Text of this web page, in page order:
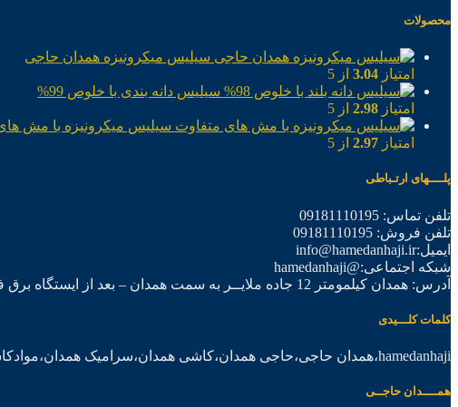
محصولات
سیلیس میکرونیزه همدان حاجی
امتیاز 3.04 از 5
سیلیس دانه بندی با خلوص 99%
امتیاز 2.98 از 5
سیلیس میکرونیزه با مش
امتیاز 2.97 از 5
پلــــهای ارتـباطی
تلفن تماس: 09181110195
تلفن فروش: 09181110195
ایمیل:info@hamedanhaji.ir
شبکه اجتماعی:@hamedanhaji
آدرس: همدان کیلمومتر 12 جاده ملایــر به سمت همدان – بعد از ایستگاه برق فرعی اول – شرکت تولیدی همدان حاجی
کلمات کلـــیدی
hamedanhaji،همدان حاجی،حاجی همدان،کاشی همدان،سرامیک همدان،موادکاشی سرامیک
همــــدان حاجــی